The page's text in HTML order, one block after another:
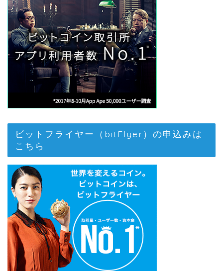
ビットフライヤー（bitFlyer）の申込みは
こちら